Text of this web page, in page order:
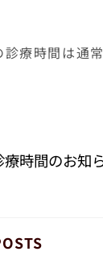
療時間は通
時間のお知ら